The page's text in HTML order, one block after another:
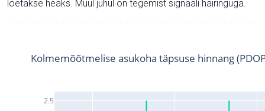
loetakse heaks. Muul juhul on tegemist signaali häiringuga.
2.5
Kolmemõõtmelise asukoha täpsuse hinnang